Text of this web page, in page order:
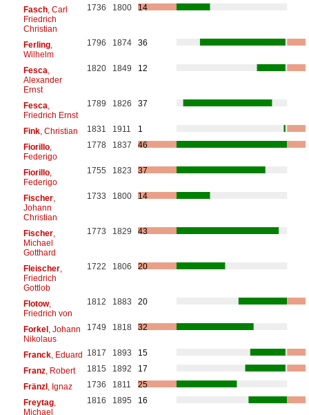
Fasch, Carl
Friedrich
Christian
1736 1800 14
Ferling,
Wilhelm
1796 1874 36
Fesca
Alexander
Ernst
1820 1849 12
Fesca
Friedrich Ernst
1789 1826 37
Fink, Christian 1831 1911
1
Fiorillo,
Federigo
1778 1837 46
Fiorillo,
Federigo
1755 1823 37
Fischer,
Johann
Christian
1733 1800 14
Fischer,
Michael
Gotthard
1773 1829 43
Fleischer,
Friedrich
Gottlob
1722 1806 20
Flotow,
Friedrich von
1812 1883 20
Forkel, Johann
Nikolaus
1749 1818 32
Franck, Eduard 1817 1893
15
Franz, Robert 1815 1892
17
Fränzl, Ignaz 1736 1811
25
Freytag,
Michael
1816 1895 16